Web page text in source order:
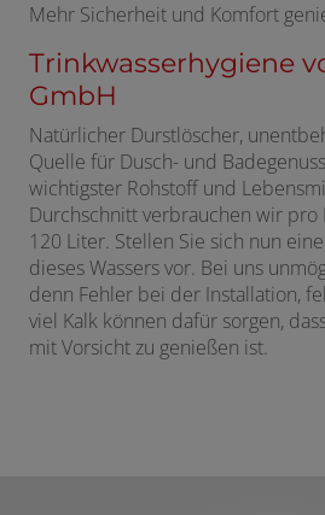
Mehr Sicherheit und Komfort
Trinkwasserhygiene
GmbH
Natürlicher Durstlöscher,
Quelle für Dusch- und
wichtigster Rohstoff und
Durchschnitt verbrauchen wir pro
120 Liter. Stellen Sie sich nun
dieses Wassers vor. Bei uns
denn Fehler bei der Installation,
viel Kalk können dafür sorgen,
mit Vorsicht zu genießen ist.